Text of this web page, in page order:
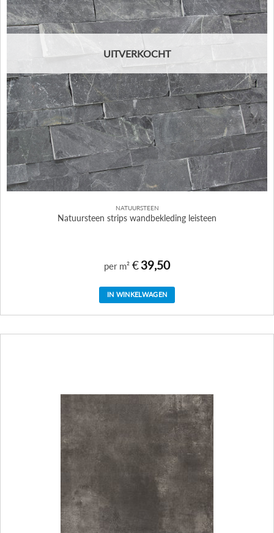
UITVERKOCHT
NATUURSTEEN
Natuursteen strips wandbekleding leisteen
per m² €39,50
IN WINKELWAGEN